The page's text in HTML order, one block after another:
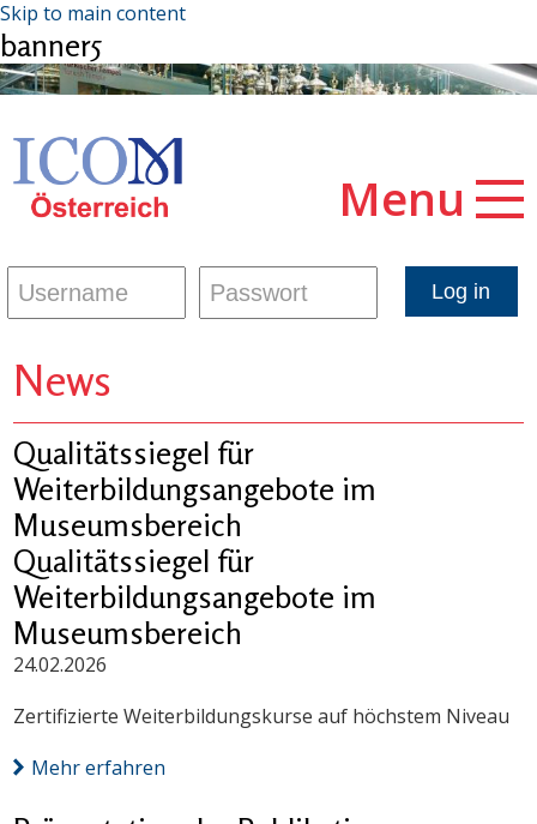
Skip to main content
banner5
Menu
News
Qualitätssiegel für
Weiterbildungsangebote im
Museumsbereich
Qualitätssiegel für
Weiterbildungsangebote im
Museumsbereich
24.02.2026
Zertifizierte Weiterbildungskurse auf höchstem Niveau
Mehr erfahren